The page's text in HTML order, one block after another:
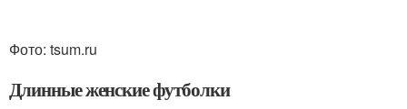
Фото: tsum.ru
Длинные женские футболки